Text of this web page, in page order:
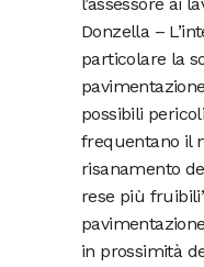
l’assessore ai
Donzella –
particolare la
possibili
frequentano il
risanamento
rese più
in prossimità